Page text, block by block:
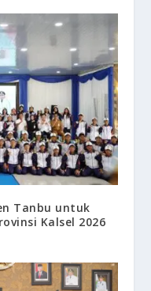
Tanbu untuk
Kalsel 2026